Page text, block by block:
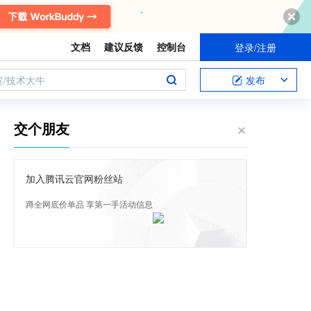
文档 建议反馈 控制台 登录/注册
/技术大牛 发布
交个朋友
加入腾讯云官网粉丝站
蹲全网底价单品 享第一手活动信息